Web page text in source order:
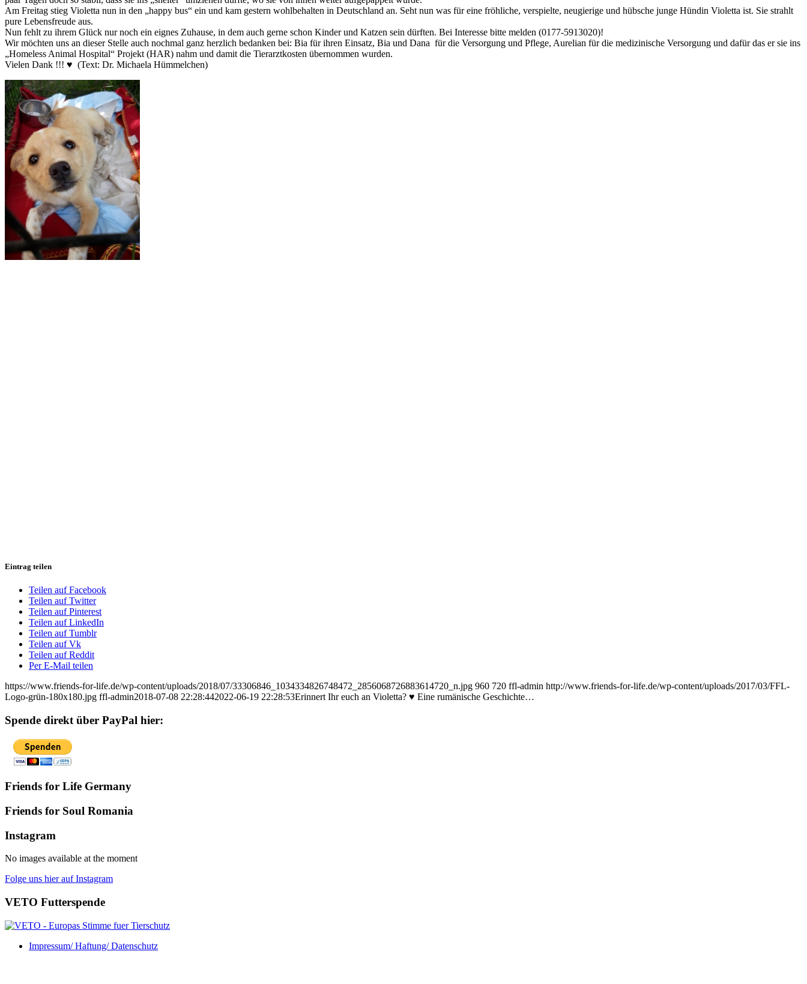
Am Freitag stieg Violetta nun in den „happy bus“ ein und kam gestern wohlbehalten in Deutschland an. Seht nun was für eine fröhliche, verspielte, neugierige und hübsche junge Hündin Violetta ist. Sie strahlt
pure Lebensfreude aus.
Nun fehlt zu ihrem Glück nur noch ein eignes Zuhause, in dem auch gerne schon Kinder und Katzen sein dürften. Bei Interesse bitte melden (0177-5913020)!
Wir möchten uns an dieser Stelle auch nochmal ganz herzlich bedanken bei: Bia für ihren Einsatz, Bia und Dana für die Versorgung und Pflege, Aurelian für die medizinische Versorgung und dafür das er sie ins
„Homeless Animal Hospital“ Projekt (HAR) nahm und damit die Tierarztkosten übernommen wurden.
Vielen Dank !!! ♥️ (Text: Dr. Michaela Hümmelchen)
Eintrag teilen
Teilen auf Facebook
Teilen auf Twitter
Teilen auf Pinterest
Teilen auf LinkedIn
Teilen auf Tumblr
Teilen auf Vk
Teilen auf Reddit
Per E-Mail teilen
https://www.friends-for-life.de/wp-content/uploads/2018/07/33306846_1034334826748472_2856068726883614720_n.jpg 960 720 ffl-admin http://www.friends-for-life.de/wp-content/uploads/2017/03/FFL-
Logo-grün-180x180.jpg ffl-admin2018-07-08 22:28:442022-06-19 22:28:53Erinnert Ihr euch an Violetta? ♥️ Eine rumänische Geschichte…
Spende direkt über PayPal hier:
Friends for Life Germany
Friends for Soul Romania
Instagram
No images available at the moment
Folge uns hier auf Instagram
VETO Futterspende
Impressum/ Haftung/ Datenschutz